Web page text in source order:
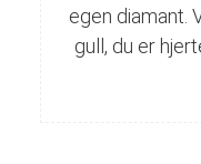
egen diamant.
gull, du er